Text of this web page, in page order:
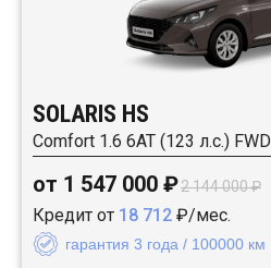
SOLARIS HS
Comfort 1.6 6AT (123 л.с.) FWD
от 1 547 000 ₽2 144 000 ₽
Кредит от 18 712 ₽/мес.
гарантия 3 года / 100000 км